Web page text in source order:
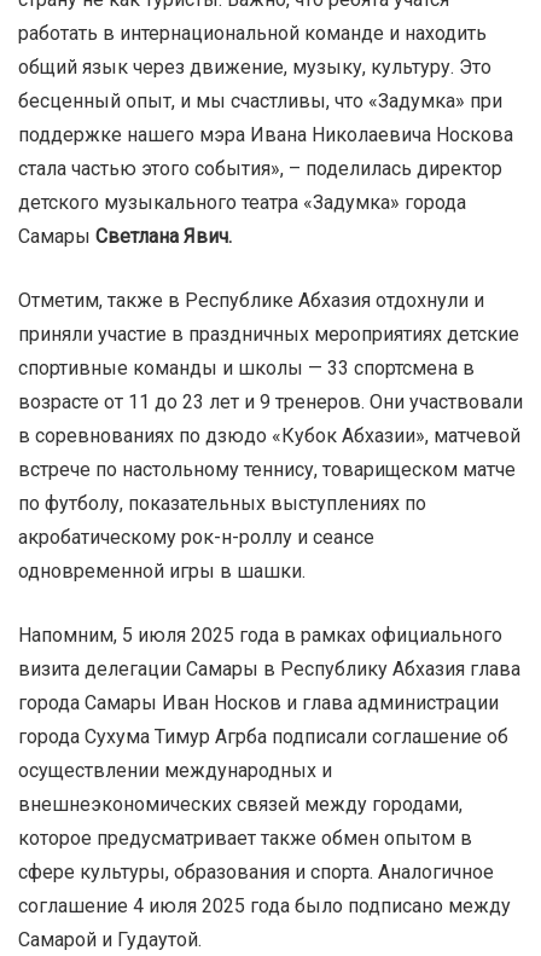
работать в интернациональной команде и находить
общий язык через движение, музыку, культуру. Это
бесценный опыт, и мы счастливы, что «Задумка» при
поддержке нашего мэра Ивана Николаевича Носкова
стала частью этого события», – поделилась директор
детского музыкального театра «Задумка» города
Самары Светлана Явич.
Отметим, также в Республике Абхазия отдохнули и
приняли участие в праздничных мероприятиях детские
спортивные команды и школы — 33 спортсмена в
возрасте от 11 до 23 лет и 9 тренеров. Они участвовали
в соревнованиях по дзюдо «Кубок Абхазии», матчевой
встрече по настольному теннису, товарищеском матче
по футболу, показательных выступлениях по
акробатическому рок-н-роллу и сеансе
одновременной игры в шашки.
Напомним, 5 июля 2025 года в рамках официального
визита делегации Самары в Республику Абхазия глава
города Самары Иван Носков и глава администрации
города Сухума Тимур Агрба подписали соглашение об
осуществлении международных и
внешнеэкономических связей между городами,
которое предусматривает также обмен опытом в
сфере культуры, образования и спорта. Аналогичное
соглашение 4 июля 2025 года было подписано между
Самарой и Гудаутой.